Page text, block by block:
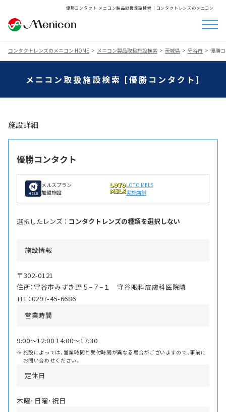
優勝コンタクト メニコン製品取扱施設検索│コンタクトレンズのメニコン
コンタクトレンズのメニコン HOME メニコン製品取扱施設検索 茨城県 守谷市 優勝
メニコン取扱施設検索 [優勝コンタクト]
施設詳細
優勝コンタクト
メルスプラン
加盟施設
LOTO MELS
実施店舗
選択したレンズ ： コンタクトレンズの種類を選択しない
施設情報
〒302-0121
住所：守谷市みずき野５−７−１ 守谷眼科皮膚科医院隣
TEL：0297-45-6686
営業時間
9:00〜12:00 14:00〜17:30
施設によっては、営業時間と受付時間が異なる場合がございますので、事前に
お問い合わせください。
定休日
木曜･日曜･祝日